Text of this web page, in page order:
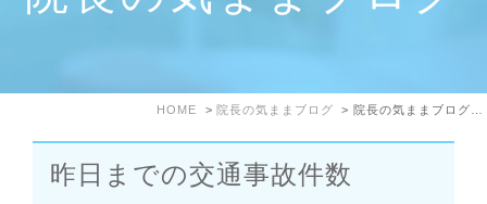
HOME 院長の気ままブログ
昨日までの交通事故件数